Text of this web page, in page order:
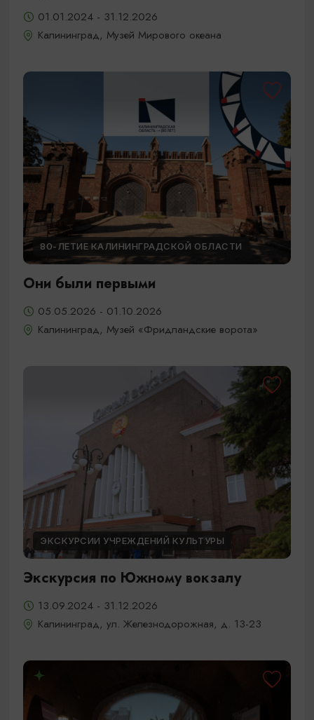
01.01.2024 - 31.12.2026
Калининград, Музей Мирового океана
80-ЛЕТИЕ КАЛИНИНГРАДСКОЙ ОБЛАСТИ
Они были первыми
05.05.2026 - 01.10.2026
Калининград, Музей «Фридландские ворота»
ЭКСКУРСИИ УЧРЕЖДЕНИЙ КУЛЬТУРЫ
Экскурсия по Южному вокзалу
13.09.2024 - 31.12.2026
Калининград, ул. Железнодорожная, д. 13-23